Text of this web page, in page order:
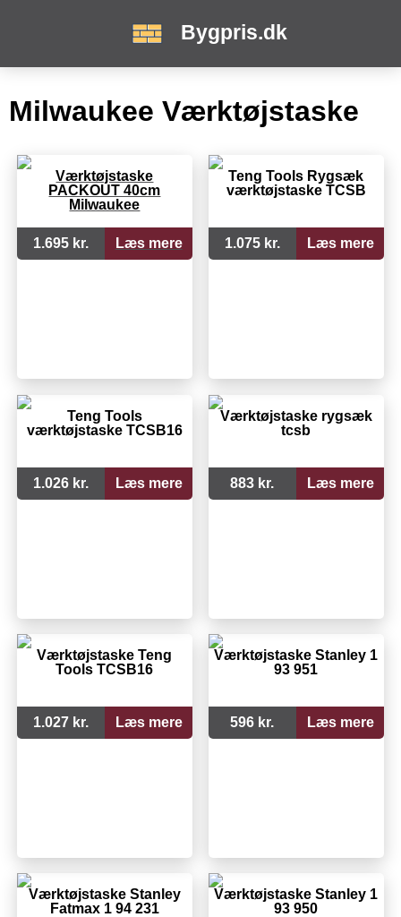
Bygpris.dk
Milwaukee Værktøjstaske
Værktøjstaske
PACKOUT 40cm
Milwaukee
1.695 kr. Læs mere
Teng Tools Rygsæk
værktøjstaske TCSB
1.075 kr. Læs mere
Teng Tools
værktøjstaske TCSB16
1.026 kr. Læs mere
Værktøjstaske rygsæk
tcsb
883 kr. Læs mere
Værktøjstaske Teng
Tools TCSB16
1.027 kr. Læs mere
Værktøjstaske Stanley 1
93 951
596 kr. Læs mere
Værktøjstaske Stanley
Fatmax 1 94 231
Værktøjstaske Stanley 1
93 950